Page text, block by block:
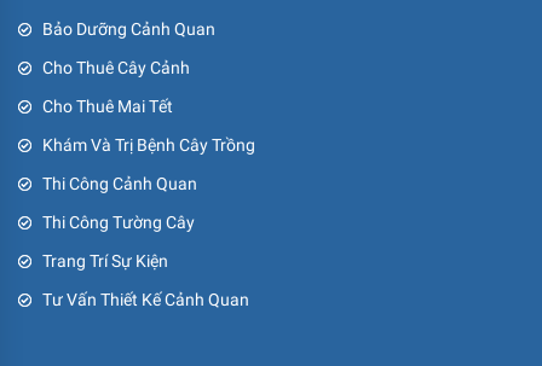
Bảo Dưỡng Cảnh Quan
Cho Thuê Cây Cảnh
Cho Thuê Mai Tết
Khám Và Trị Bệnh Cây Trồng
Thi Công Cảnh Quan
Thi Công Tường Cây
Trang Trí Sự Kiện
Tư Vấn Thiết Kế Cảnh Quan